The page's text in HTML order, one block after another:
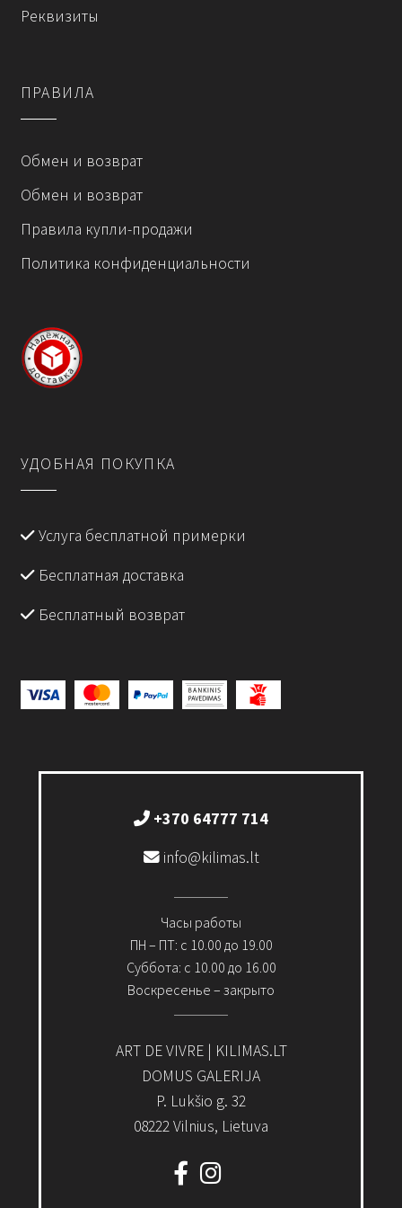
Реквизиты
ПРАВИЛА
Обмен и возврат
Обмен и возврат
Правила купли-продажи
Политика конфиденциальности
УДОБНАЯ ПОКУПКА
Услуга бесплатной примерки
Бесплатная доставка
Бесплатный возврат
+370 64777 714
info@kilimas.lt
Часы работы
ПН – ПТ: с 10.00 до 19.00
Суббота: с 10.00 до 16.00
Воскресенье – закрыто
ART DE VIVRE | KILIMAS.LT
DOMUS GALERIJA
P. Lukšio g. 32
08222 Vilnius, Lietuva